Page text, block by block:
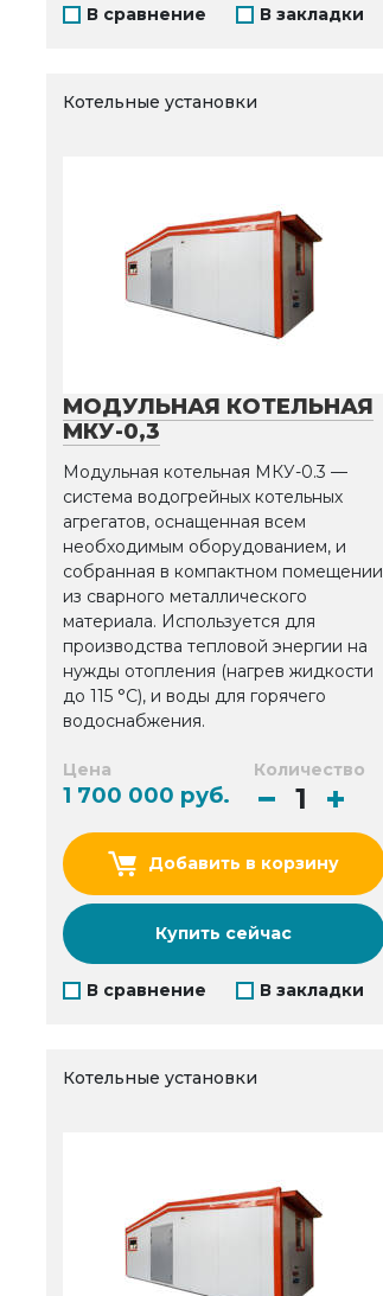
В сравнение В закладки
Котельные установки
МОДУЛЬНАЯ КОТЕЛЬНАЯ
МКУ-0,3
Модульная котельная МКУ-0.3 —
система водогрейных котельных
агрегатов, оснащенная всем
необходимым оборудованием, и
собранная в компактном помещении
из сварного металлического
материала. Используется для
производства тепловой энергии на
нужды отопления (нагрев жидкости
до 115 °С), и воды для горячего
водоснабжения.
Цена
1 700 000 руб.
Количество
Добавить в корзину
Купить сейчас
В сравнение В закладки
Котельные установки